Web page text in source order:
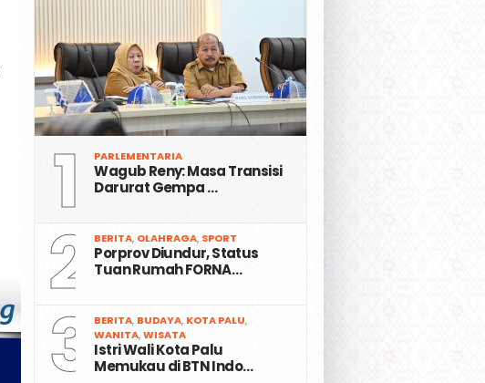
1 PARLEMENTARIA
Wagub Reny: Masa Transisi
Darurat Gempa …
2 BERITA, OLAHRAGA, SPORT
Porprov Diundur, Status
Tuan Rumah FORNA…
3 BERITA, BUDAYA, KOTA PALU,
WANITA,WISATA
Istri Wali Kota Palu
Memukau di BTN Indo…